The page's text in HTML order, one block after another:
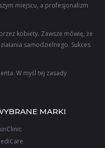
miejscu, a profesjonalizm
kobiety. Zawsze mówię, że
samodzielnego. Sukces
W myśl tej zasady
MARKI